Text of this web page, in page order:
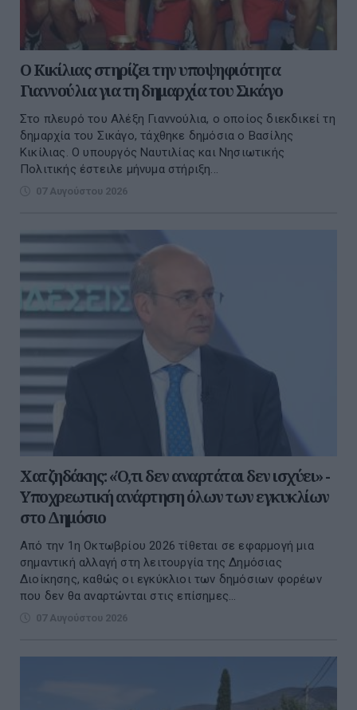
Ο Κικίλιας στηρίζει την υποψηφιότητα
Γιαννούλια για τη δημαρχία του Σικάγο
Στο πλευρό του Αλέξη Γιαννούλια, ο οποίος διεκδικεί τη
δημαρχία του Σικάγο, τάχθηκε δημόσια ο Βασίλης
Κικίλιας. Ο υπουργός Ναυτιλίας και Νησιωτικής
Πολιτικής έστειλε μήνυμα στήριξη...
07 Αυγούστου 2026
Χατζηδάκης: «Ό,τι δεν αναρτάται δεν ισχύει» -
Υποχρεωτική ανάρτηση όλων των εγκυκλίων
στο Δημόσιο
Από την 1η Οκτωβρίου 2026 τίθεται σε εφαρμογή μια
σημαντική αλλαγή στη λειτουργία της Δημόσιας
Διοίκησης, καθώς οι εγκύκλιοι των δημόσιων φορέων
που δεν θα αναρτώνται στις επίσημες...
07 Αυγούστου 2026